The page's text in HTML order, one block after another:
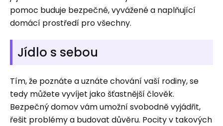
pomoc buduje bezpečné, vyvážené a naplňující
domácí prostředí pro všechny.
Jídlo s sebou
Tím, že poznáte a uznáte chování vaší rodiny, se
tedy můžete vyvíjet jako šťastnější člověk.
Bezpečný domov vám umožní svobodně vyjádřit,
řešit problémy a budovat důvěru. Pocity v takových